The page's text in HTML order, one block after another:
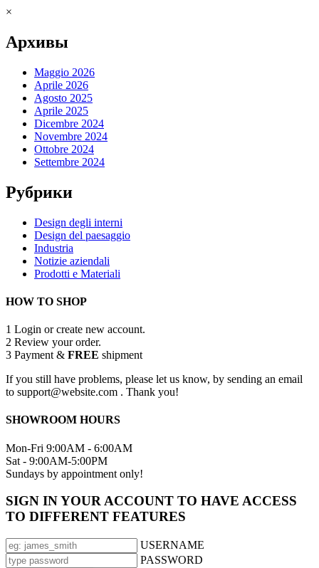
×
Архивы
Maggio 2026
Aprile 2026
Agosto 2025
Aprile 2025
Dicembre 2024
Novembre 2024
Ottobre 2024
Settembre 2024
Рубрики
Design degli interni
Design del paesaggio
Industria
Notizie aziendali
Prodotti e Materiali
HOW TO SHOP
1 Login or create new account.
2 Review your order.
3 Payment & FREE shipment
If you still have problems, please let us know, by sending an email
to support@website.com . Thank you!
SHOWROOM HOURS
Mon-Fri 9:00AM - 6:00AM
Sat - 9:00AM-5:00PM
Sundays by appointment only!
SIGN IN YOUR ACCOUNT TO HAVE ACCESS
TO DIFFERENT FEATURES
USERNAME
PASSWORD